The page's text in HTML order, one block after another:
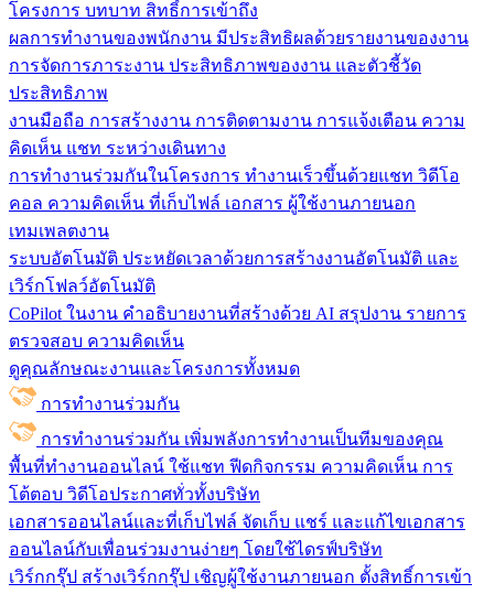
โครงการ บทบาท สิทธิ์การเข้าถึง
ผลการทำงานของพนักงาน มีประสิทธิผลด้วยรายงานของงาน
การจัดการภาระงาน ประสิทธิภาพของงาน และตัวชี้วัด
ประสิทธิภาพ
งานมือถือ การสร้างงาน การติดตามงาน การแจ้งเตือน ความ
คิดเห็น แชท ระหว่างเดินทาง
การทำงานร่วมกันในโครงการ ทํางานเร็วขึ้นด้วยแชท วิดีโอ
คอล ความคิดเห็น ที่เก็บไฟล์ เอกสาร ผู้ใช้งานภายนอก
เทมเพลตงาน
ระบบอัตโนมัติ ประหยัดเวลาด้วยการสร้างงานอัตโนมัติ และ
เวิร์กโฟลว์อัตโนมัติ
CoPilot ในงาน คำอธิบายงานที่สร้างด้วย AI สรุปงาน รายการ
ตรวจสอบ ความคิดเห็น
ดูคุณลักษณะงานและโครงการทั้งหมด
การทำงานร่วมกัน
การทำงานร่วมกัน เพิ่มพลังการทำงานเป็นทีมของคุณ
พื้นที่ทำงานออนไลน์ ใช้แชท ฟีดกิจกรรม ความคิดเห็น การ
โต้ตอบ วิดีโอประกาศทั่วทั้งบริษัท
เอกสารออนไลน์และที่เก็บไฟล์ จัดเก็บ แชร์ และแก้ไขเอกสาร
ออนไลน์กับเพื่อนร่วมงานง่ายๆ โดยใช้ไดรฟ์บริษัท
เวิร์กกรุ๊ป สร้างเวิร์กกรุ๊ป เชิญผู้ใช้งานภายนอก ตั้งสิทธิ์การเข้า